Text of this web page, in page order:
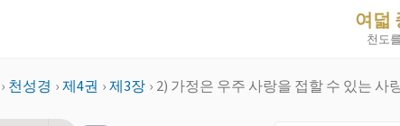
여덟
천도
› 천성경 ›제4권 ›제3장 › 2) 가정은 우주 사랑을 접할 수 있는 사